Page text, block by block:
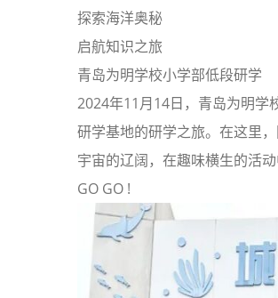
探索海洋奥秘
启航知识之旅
青岛为明学校小学部低段研学
2024年11月14日，青岛为明学
研学基地的研学之旅。在这里
宇宙的辽阔，在趣味横生的活
GO GO !